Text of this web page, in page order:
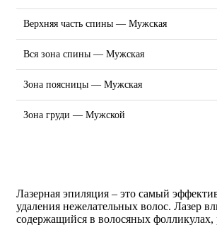
Верхняя часть спины — Мужская
Вся зона спины — Мужская
Зона поясницы — Мужская
Зона груди — Мужской
Лазерная эпиляция – это самый
удаления нежелательных волос. Лазер
содержащийся в волосяных фолликулах,